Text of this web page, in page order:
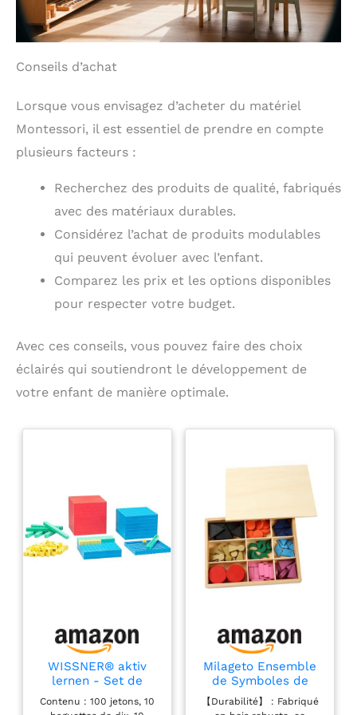
Conseils d’achat
Lorsque vous envisagez d’acheter du matériel
Montessori, il est essentiel de prendre en compte
plusieurs facteurs :
Recherchez des produits de qualité, fabriqués
avec des matériaux durables.
Considérez l’achat de produits modulables
qui peuvent évoluer avec l’enfant.
Comparez les prix et les options disponibles
pour respecter votre budget.
Avec ces conseils, vous pouvez faire des choix
éclairés qui soutiendront le développement de
votre enfant de manière optimale.
WISSNER® aktiv
lernen - Set de
calcul décimal de
base, 121 pces en
Contenu : 100 jetons, 10
Milageto Ensemble
de Symboles de
Grammaire
Montessori pour
【Durabilité】 : Fabriqué